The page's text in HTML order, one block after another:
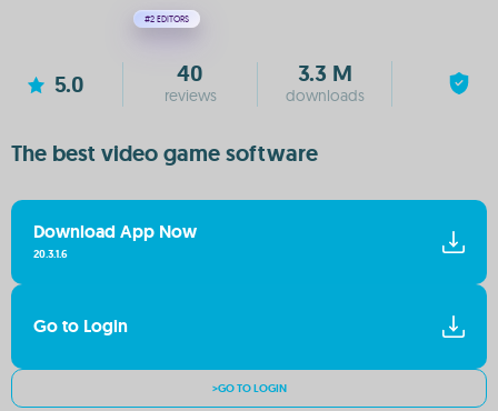
#2 EDITORS
5.0 40
reviews
3.3 M
downloads
The best video game software
Download App Now
20.3.1.6
Go to Login
>GO TO LOGIN